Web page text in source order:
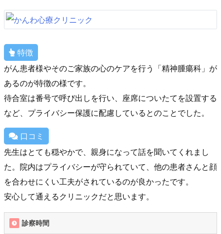
特徴
がん患者様やそのご家族の心のケアを行う「精神腫瘍科」が
あるのが特徴の様です。
待合室は番号で呼び出しを行い、座席についたてを設置する
など、プライバシー保護に配慮しているとのことでした。
口コミ
先生はとても穏やかで、親身になって話を聞いてくれまし
た。院内はプライバシーが守られていて、他の患者さんと顔
を合わせにくい工夫がされているのが良かったです。
安心して通えるクリニックだと思います。
診察時間